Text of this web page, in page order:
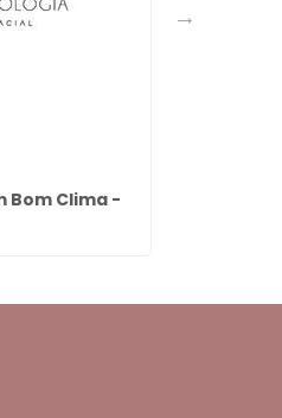
Bom Clima -